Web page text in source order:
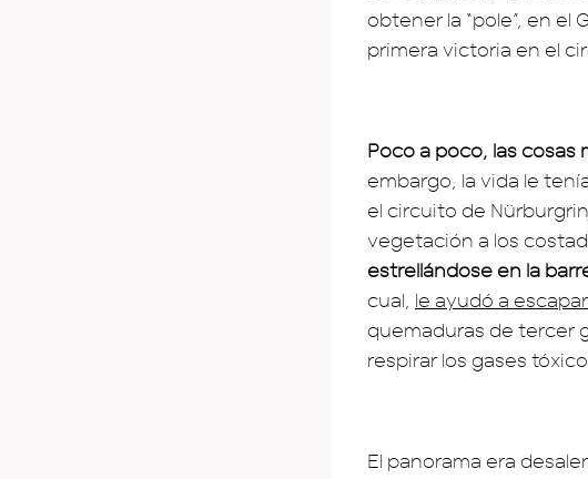
obtener la “pole”, en el
primera victoria en el
Poco a poco, las cosas
embargo, la vida le
el circuito de
vegetación a los
estrellándose en la
cual, le ayudó a
quemaduras de tercer
respirar los gases
El panorama era